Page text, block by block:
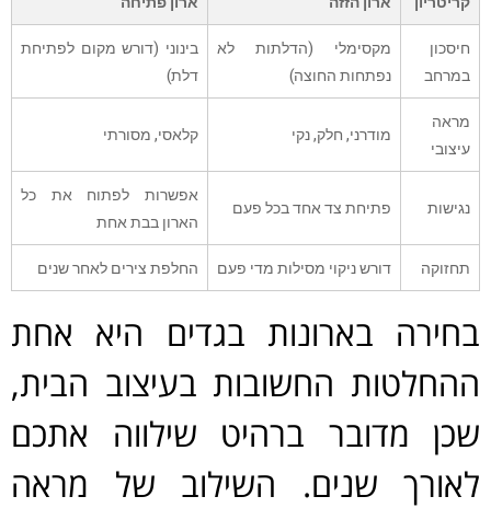
חיסכון
במרחב
מקסימלי (הדלתות לא
נפתחות החוצה)
בינוני (דורש מקום לפתיחת
דלת)
מראה
עיצובי
מודרני, חלק, נקי קלאסי, מסורתי
נגישות פתיחת צד אחד בכל פעם
אפשרות לפתוח את כל
הארון בבת אחת
תחזוקה דורש ניקוי מסילות מדי פעם החלפת צירים לאחר שנים
בחירה בארונות בגדים היא אחת
ההחלטות החשובות בעיצוב הבית,
שכן מדובר ברהיט שילווה אתכם
לאורך שנים. השילוב של מראה